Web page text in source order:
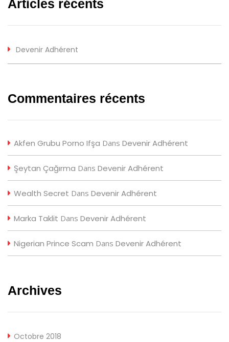
Articles récents
Devenir Adhérent
Commentaires récents
Akfen Grubu Porno Ifşa Dans Devenir Adhérent
Şeytan Çağırma Dans Devenir Adhérent
Wealth Secret Dans Devenir Adhérent
Marka Taklit Dans Devenir Adhérent
Nigerian Prince Scam Dans Devenir Adhérent
Archives
Octobre 2018